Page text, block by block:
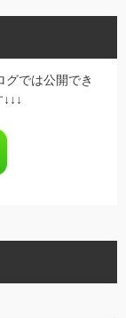
グでは公開でき